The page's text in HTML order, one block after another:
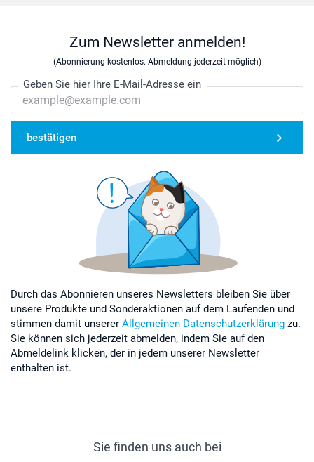
Zum Newsletter anmelden!
(Abonnierung kostenlos. Abmeldung jederzeit möglich)
Geben Sie hier Ihre E-Mail-Adresse ein
bestätigen
Durch das Abonnieren unseres Newsletters bleiben Sie über
unsere Produkte und Sonderaktionen auf dem Laufenden und
stimmen damit unserer Allgemeinen Datenschutzerklärung zu.
Sie können sich jederzeit abmelden, indem Sie auf den
Abmeldelink klicken, der in jedem unserer Newsletter
enthalten ist.
Sie finden uns auch bei